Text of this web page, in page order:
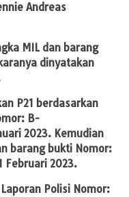
Andreas
MIL dan barang
dinyatakan
P21 berdasarkan
B-
2023. Kemudian
barang bukti Nomor:
2023.
Polisi Nomor: